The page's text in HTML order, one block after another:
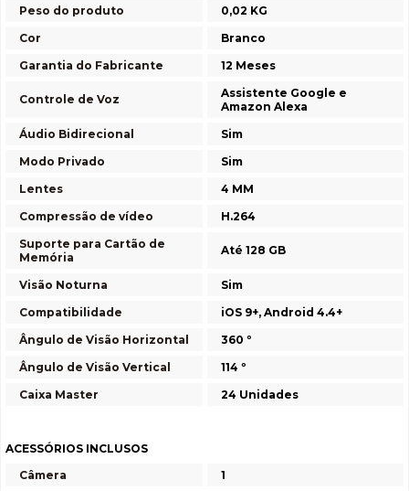
Peso do produto
0,02 KG
Cor
Branco
Garantia do Fabricante
12 Meses
Controle de Voz
Assistente Google e
Amazon Alexa
Áudio Bidirecional
Sim
Modo Privado
Sim
Lentes
4 MM
Compressão de vídeo
H.264
Suporte para Cartão de
Memória
Até 128 GB
Visão Noturna
Sim
Compatibilidade
iOS 9+, Android 4.4+
Ângulo de Visão Horizontal
360 º
Ângulo de Visão Vertical
114 º
Caixa Master
24 Unidades
ACESSÓRIOS INCLUSOS
Câmera
1